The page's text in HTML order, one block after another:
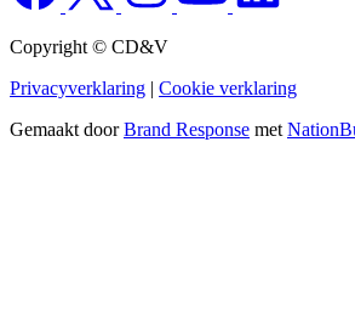
Copyright © CD&V
Privacyverklaring | Cookie verklaring
Gemaakt doorBrand Response met